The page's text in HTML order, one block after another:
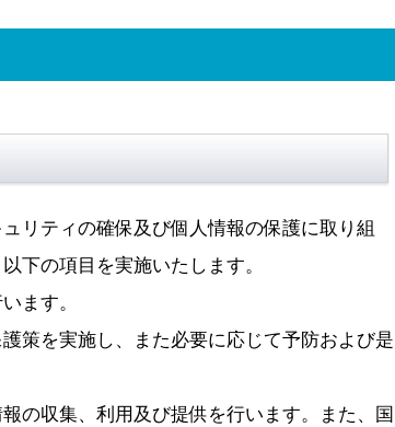
リティの確保及び個人情報の保護に取り組
下の項目を実施いたします。
ます。
策を実施し、また必要に応じて予防および是
の収集、利用及び提供を行います。また、国